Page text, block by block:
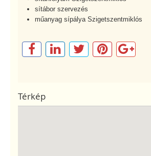
sítábor szervezés
műanyag sípálya Szigetszentmiklós
Térkép